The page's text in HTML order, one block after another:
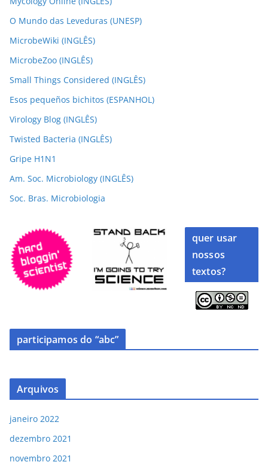
O Mundo das Leveduras (UNESP)
MicrobeWiki (INGLÊS)
MicrobeZoo (INGLÊS)
Small Things Considered (INGLÊS)
Esos pequeños bichitos (ESPANHOL)
Virology Blog (INGLÊS)
Twisted Bacteria (INGLÊS)
Gripe H1N1
Am. Soc. Microbiology (INGLÊS)
Soc. Bras. Microbiologia
quer usar
nossos
textos?
participamos do “abc”
Arquivos
janeiro 2022
dezembro 2021
novembro 2021